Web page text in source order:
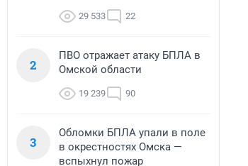
29 533 22
2
ПВО отражает атаку БПЛА в
Омской области
19 239 90
3
Обломки БПЛА упали в поле
в окрестностях Омска —
вспыхнул пожар